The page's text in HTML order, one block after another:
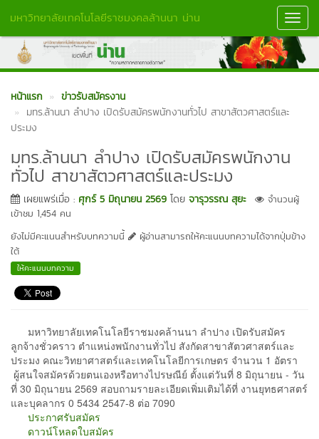
มหาวิทยาลัยเทคโนโลยีราชมงคลล้านนา น่าน
หน้าแรก
ข่าวรับสมัครงาน
มทร.ล้านนา ลำปาง เปิดรับสมัครพนักงานทั่วไป สาขาสัตวศาสตร์และ
ประมง
มทร.ล้านนา ลำปาง เปิดรับสมัครพนักงาน
ทั่วไป สาขาสัตวศาสตร์และประมง
เผยแพร่เมื่อ : ศุกร์ 5 มิถุนายน 2569 โดย จารุวรรณ สุยะ
จำนวนผู้
เข้าชม 1,454 คน
ยังไม่มีคะแนนสำหรับบทความนี้
ผู้อ่านสามารถให้คะแนนบทความได้จากปุ่มข้าง
ใต้
ให้คะแนนบทความ
มหาวิทยาลัยเทคโนโลยีราชมงคล้านนา ลำปาง เปิดรับสมัคร
ลูกจ้างชั่วคราว ตำแหน่งพนักงานทั่วไป สังกัดสาขาสัตวศาสตร์และ
ประมง คณะวิทยาศาสตร์และเทคโนโลยีการเกษตร จำนวน 1 อัตรา
ผู้สนใจสมัครด้วยตนเองหรือทางไปรษณีย์ ตั้งแต่วันที่ 8 มิถุนายน - วัน
ที่ 30 มิถุนายน 2569 สอบถามรายละเอียดเพิ่มเติมได้ที่ งานยุทธศาสตร์
และบุคลากร 0 5434 2547-8 ต่อ 7090
ประกาศรับสมัคร
ดาวน์โหลดใบสมัคร